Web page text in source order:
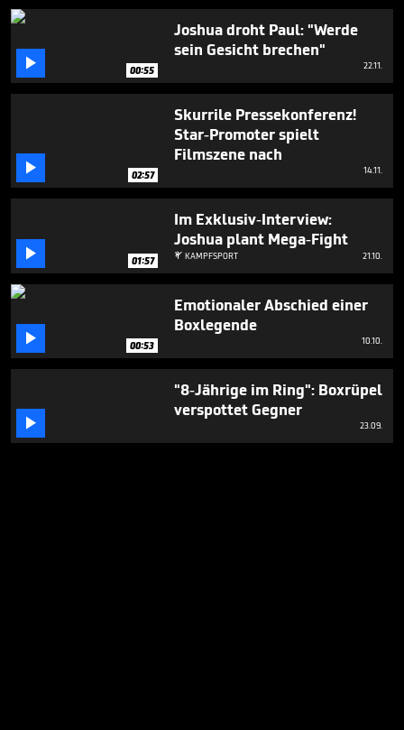
 00:55
Joshua droht Paul: "Werde
sein Gesicht brechen"
22.11.
 02:57
Skurrile Pressekonferenz!
Star-Promoter spielt
Filmszene nach
14.11.
 01:57
Im Exklusiv-Interview:
Joshua plant Mega-Fight
 KAMPFSPORT 21.10.
 00:53
Emotionaler Abschied einer
Boxlegende
10.10.

"8-Jährige im Ring": Boxrüpel
verspottet Gegner
23.09.